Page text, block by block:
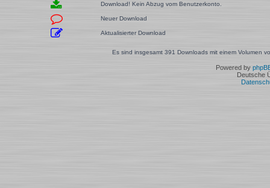
Download! Kein Abzug vom Benutzerkonto.
Neuer Download
Aktualisierter Download
Es sind insgesamt 391 Downloads mit einem Volumen
Powered by
Deutsche